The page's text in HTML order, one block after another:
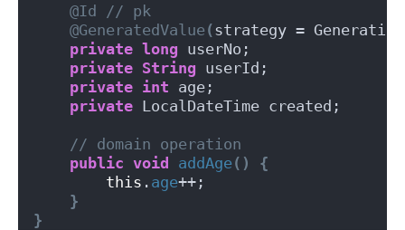
@Id
// pk
@GeneratedValue (strategy =
private long userNo;
private String userId;
private int age;
private LocalDateTime created;
// domain operation
public void addAge()
{
this . age++;
}
}